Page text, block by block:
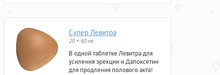
Супер Левитра
20 + 60 мг
В одной таблетке Левитра для
усиления эрекции и Дапоксетин
для продления полового акта!